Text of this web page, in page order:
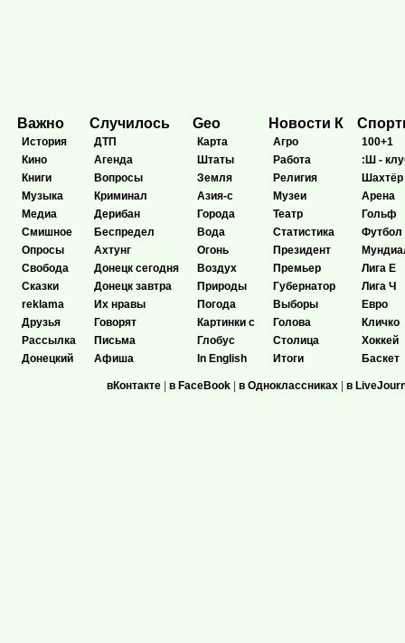
Важно
История
Кино
Книги
Музыка
Медиа
Смишное
Опросы
Свобода
Сказки
reklama
Друзья
Рассылка
Донецкий
Случилось
ДТП
Агенда
Вопросы
Криминал
Дерибан
Беспредел
Ахтунг
Донецк сегодня
Донецк завтра
Их нравы
Говорят
Письма
Афиша
Geo
Карта
Штаты
Земля
Азия-с
Города
Вода
Огонь
Воздух
Природы
Погода
Картинки с
Глобус
In English
Новости К
Агро
Работа
Религия
Музеи
Театр
Статистика
Президент
Премьер
Губернатор
Выборы
Голова
Столица
Итоги
100+1
:Ш -
Шахтёр
Арена
Гольф
Футбол
Лига Е
Лига Ч
Евро
Кличко
Хоккей
Баскет
вКонтакте | в FaceBook | в Одноклассниках | в